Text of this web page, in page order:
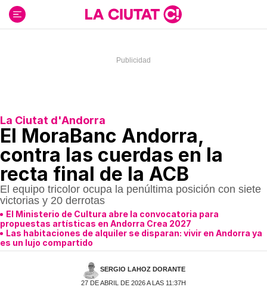
contenido
La Ciutat d'Andorra
El MoraBanc Andorra,
contra las cuerdas en la
recta final de la ACB
El equipo tricolor ocupa la penúltima posición con siete
victorias y 20 derrotas
El Ministerio de Cultura abre la convocatoria para
propuestas artísticas en Andorra Crea 2027
Las habitaciones de alquiler se disparan: vivir en Andorra ya
es un lujo compartido
SERGIO LAHOZ DORANTE
27 DE ABRIL DE 2026 A LAS 11:37H